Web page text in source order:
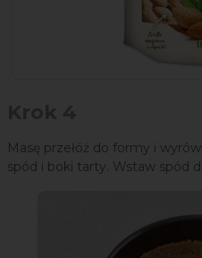
Masę przełóż do formy i
spód i boki tarty. Wstaw spód